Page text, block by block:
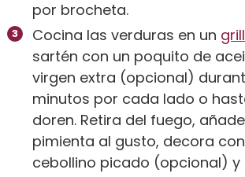
por brocheta.
Cocina las verduras en un grill
sartén con un poquito de
virgen extra (opcional)
minutos por cada lado o
doren. Retira del fuego,
pimienta al gusto, decora
cebollino picado (opcional) y